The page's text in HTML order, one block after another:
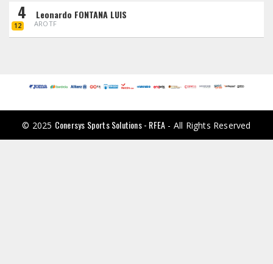
4
12
Leonardo FONTANA LUIS
AROTF
© 2025 Conersys Sports Solutions - RFEA - All Rights Reserved